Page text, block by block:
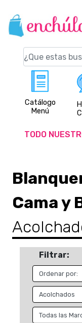
Catálogo
Menú
TODO
Cama y
Filtrar: